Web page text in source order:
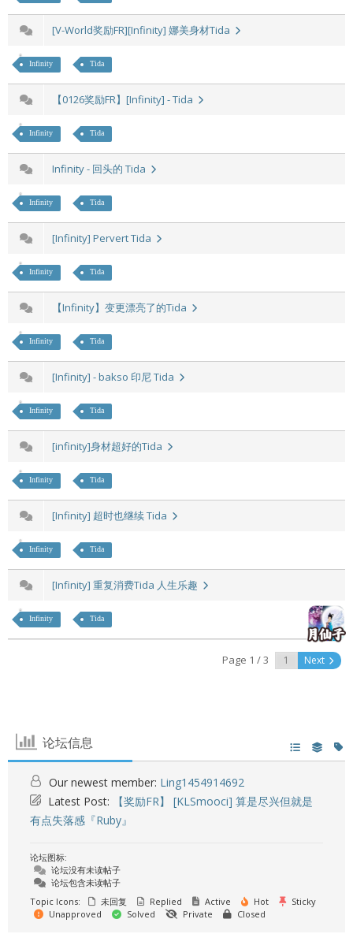
[V-World奖励FR][Infinity] 娜美身材Tida
Infinity Tida
【0126奖励FR】[Infinity] - Tida
Infinity Tida
Infinity - 回头的 Tida
Infinity Tida
[Infinity] Pervert Tida
Infinity Tida
【Infinity】变更漂亮了的Tida
Infinity Tida
[Infinity] - bakso 印尼 Tida
Infinity Tida
[infinity]身材超好的Tida
Infinity Tida
[Infinity] 超时也继续 Tida
Infinity Tida
[Infinity] 重复消费Tida 人生乐趣
Infinity Tida
Page 1 / 3 Next
论坛信息
Our newest member: Ling1454914692
Latest Post:
【奖励FR】 [KLSmooci] 算是尽兴但就是
有点失落感『Ruby』
论坛图标:
论坛没有未读帖子
论坛包含未读帖子
Topic Icons:
未回复 Replied Active Hot
Sticky
Unapproved
Solved Private Closed